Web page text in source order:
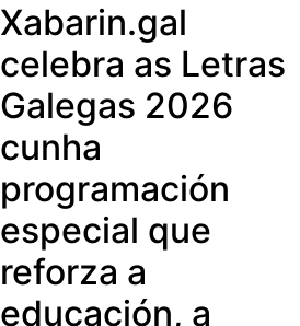
de superación. O resto de sorpresas
reservaranse para quen se anime a
descubrir esta nova aposta televisiva
da fin de semana.
Xabarin.gal
celebra as Letras
Galegas 2026
cunha
programación
especial que
reforza a
educación, a